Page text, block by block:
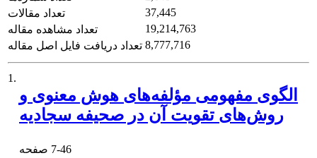
تعداد مقالات
37,445
تعداد مشاهده مقاله
19,214,763
تعداد دریافت فایل اصل مقاله 8,777,716
1.
الگوی مفهومی مؤلفه‌های هوش معنوی و
روش‌های تقویت آن در صحیفه سجادیه
7-46